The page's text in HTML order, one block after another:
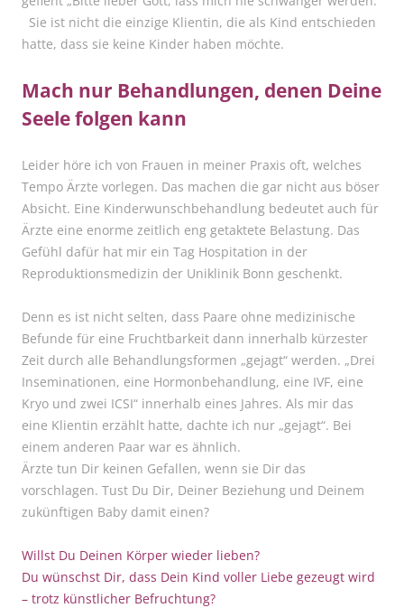
Sie ist nicht die einzige Klientin, die als Kind entschieden
hatte, dass sie keine Kinder haben möchte.
Mach nur Behandlungen, denen Deine
Seele folgen kann
Leider höre ich von Frauen in meiner Praxis oft, welches
Tempo Ärzte vorlegen. Das machen die gar nicht aus böser
Absicht. Eine Kinderwunschbehandlung bedeutet auch für
Ärzte eine enorme zeitlich eng getaktete Belastung. Das
Gefühl dafür hat mir ein Tag Hospitation in der
Reproduktionsmedizin der Uniklinik Bonn geschenkt.
Denn es ist nicht selten, dass Paare ohne medizinische
Befunde für eine Fruchtbarkeit dann innerhalb kürzester
Zeit durch alle Behandlungsformen „gejagt“ werden. „Drei
Inseminationen, eine Hormonbehandlung, eine IVF, eine
Kryo und zwei ICSI“ innerhalb eines Jahres. Als mir das
eine Klientin erzählt hatte, dachte ich nur „gejagt“. Bei
einem anderen Paar war es ähnlich.
Ärzte tun Dir keinen Gefallen, wenn sie Dir das
vorschlagen. Tust Du Dir, Deiner Beziehung und Deinem
zukünftigen Baby damit einen?
Willst Du Deinen Körper wieder lieben?
Du wünschst Dir, dass Dein Kind voller Liebe gezeugt wird
– trotz künstlicher Befruchtung?